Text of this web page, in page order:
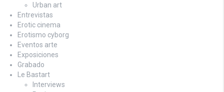
Urban art
Entrevistas
Erotic cinema
Erotismo cyborg
Eventos arte
Exposiciones
Grabado
Le Bastart
Interviews